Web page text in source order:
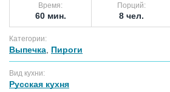
Время:
60 мин.
Порций:
8 чел.
Категории:
Выпечка Пироги
Вид кухни:
Русская кухня